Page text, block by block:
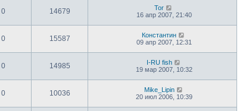
0 14679
Tor
16 апр 2007, 21:40
0 15587
Константин
09 апр 2007, 12:31
0 14985
I-RU fish
19 мар 2007, 10:32
0 10036
Mike_Lipin
20 июл 2006, 10:39